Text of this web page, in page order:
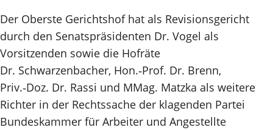
Der Oberste Gerichtshof hat als Revisionsgericht
durch den Senatspräsidenten Dr. Vogel als
Vorsitzenden sowie die Hofräte
Dr. Schwarzenbacher, Hon.‑Prof. Dr. Brenn,
Priv.‑Doz. Dr. Rassi und MMag. Matzka als weitere
Richter in der Rechtssache der klagenden Partei
Bundeskammer für Arbeiter und Angestellte